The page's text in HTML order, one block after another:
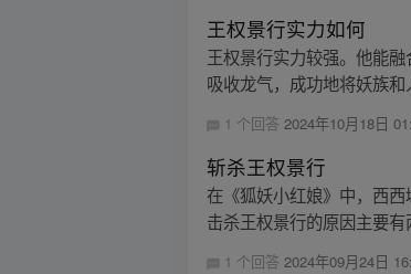
王权景行实力如何
王权景行实力较强。他能
吸收龙气，成功地将妖族
1 个回答2024年10月18日
斩杀王权景行
在《狐妖小红娘》中，西
击杀王权景行的原因主要
1 个回答2024年09月24日